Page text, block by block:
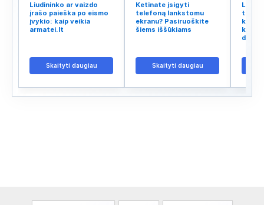
Liudininko ar vaizdo
įrašo paieška po eismo
įvykio: kaip veikia
armatei.lt
Skaityti daugiau
Ketinate įsigyti
telefoną lankstomu
ekranu? Pasiruoškite
šiems iššūkiams
Skaityti daugiau
tinklo
kodėl
kalba